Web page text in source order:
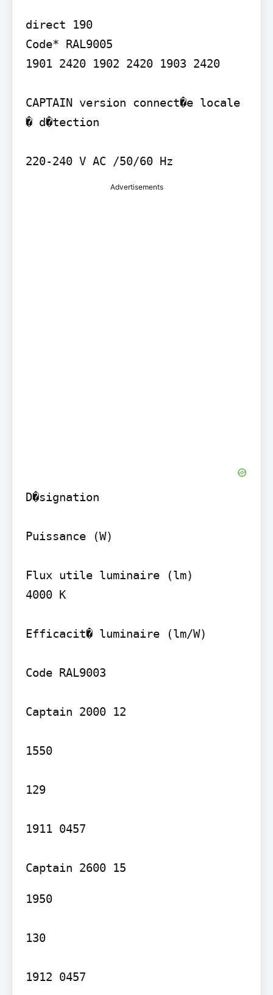
direct 190
Code* RAL9005
1901 2420 1902 2420 1903 2420
CAPTAIN version connect�e locale
� d�tection
Advertisements
D�signation
Puissance (W)
Flux utile luminaire (lm)
4000 K
Efficacit� luminaire (lm/W)
Code RAL9003
Captain 2000 12
1550
129
1911 0457
1950
130
1912 0457